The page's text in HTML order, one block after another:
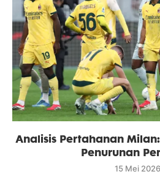
Analisis Pertahanan
Penurunan
15 Mei 2026